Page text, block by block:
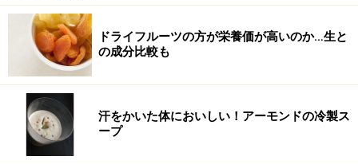
ドライフルーツの方が栄養価が高いのか…生と
の成分比較も
汗をかいた体においしい！アーモンドの冷製ス
ープ